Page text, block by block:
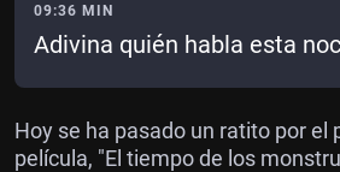
09:36 MIN
Adivina quién habla esta
Hoy se ha pasado un ratito por
película, "El tiempo de los